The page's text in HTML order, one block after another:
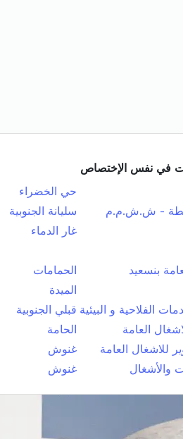
في نفس الإختصاص
حي الخضراء
- ش.ش.م.م
سليانة الجنوبية
غار الدماء
بنسعيد
الحمامات
الميدة
الفلاحية و البيئية قبلي الجنوبية
العامة
الحامة
للاشغال العامة
غنوش
والأشغال
غنوش